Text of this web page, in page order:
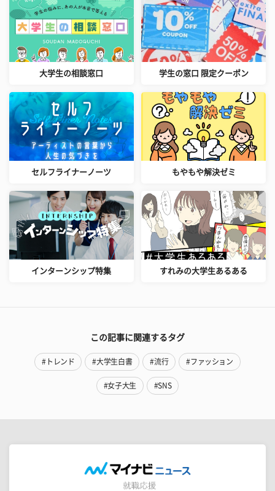
大学生の相談窓口 学生の窓口 限定クーポン
セルフライナーノーツ もやもや解決ゼミ
インターンシップ特集 すれみの大学生あるある
この記事に関連するタグ
#トレンド #大学生白書 #流行 #ファッション
#女子大生 #SNS